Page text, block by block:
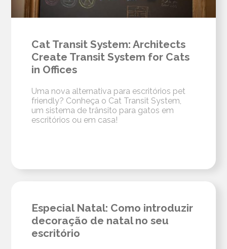
Cat Transit System: Architects
Create Transit System for Cats
in Offices
Uma nova alternativa para escritórios pet
friendly? Conheça o Cat Transit System,
um sistema de trânsito para gatos em
escritórios ou em casa!
Especial Natal: Como introduzir
decoração de natal no seu
escritório